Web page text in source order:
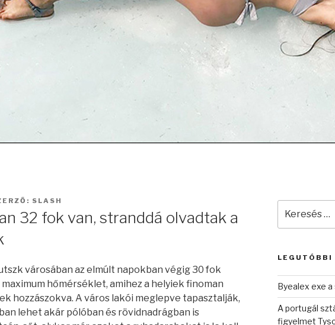
SLASH
32 fok van, stranddá olvadtak a
városában az elmúlt napokban végig 30 fok
hőmérséklet, amihez a helyiek finoman
hozzászokva. A város lakói meglepve tapasztalják,
lehet akár pólóban és rövidnadrágban is
következő
LEGUTÓBBI
Byealex exe
A portugál
figyelmet